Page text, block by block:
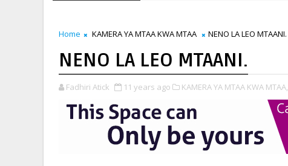
Home KAMERA YA MTAA KWA MTAA NENO LA LEO MTAANI.
NENO LA LEO MTAANI.
Fadhiri Atick 11 years ago KAMERA YA MTAA KWA MTAA,